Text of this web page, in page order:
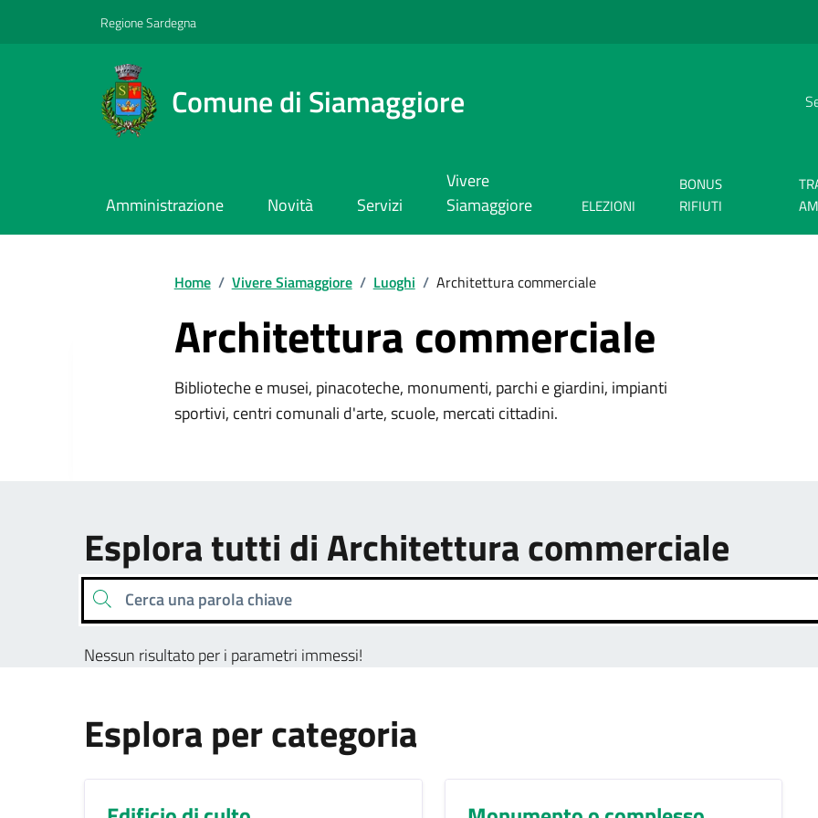
Regione Sardegna
Comune di Siamaggiore
Amministrazione Novità Servizi
Vivere
Siamaggiore
ELEZIONI
BONUS
RIFIUTI
Home / Vivere Siamaggiore / Luoghi / Architettura commerciale
Architettura commerciale
Biblioteche e musei, pinacoteche, monumenti, parchi e giardini, impianti
sportivi, centri comunali d'arte, scuole, mercati cittadini.
Esplora tutti di Architettura commerciale
Cerca una parola chiave
Nessun risultato per i parametri immessi!
Esplora per categoria